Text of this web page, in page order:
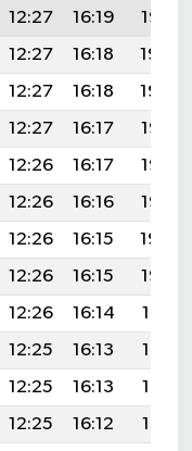
12:27 16:19
19:32
12:27 16:18
19:30
12:27 16:18
19:29
12:27 16:17
19:28
12:26 16:17
19:26
12:26 16:16
19:25
12:26 16:15
19:24
12:26 16:15
19:22
12:26 16:14
19:21
12:25 16:13
19:19
12:25 16:13
19:18
12:25 16:12
19:16